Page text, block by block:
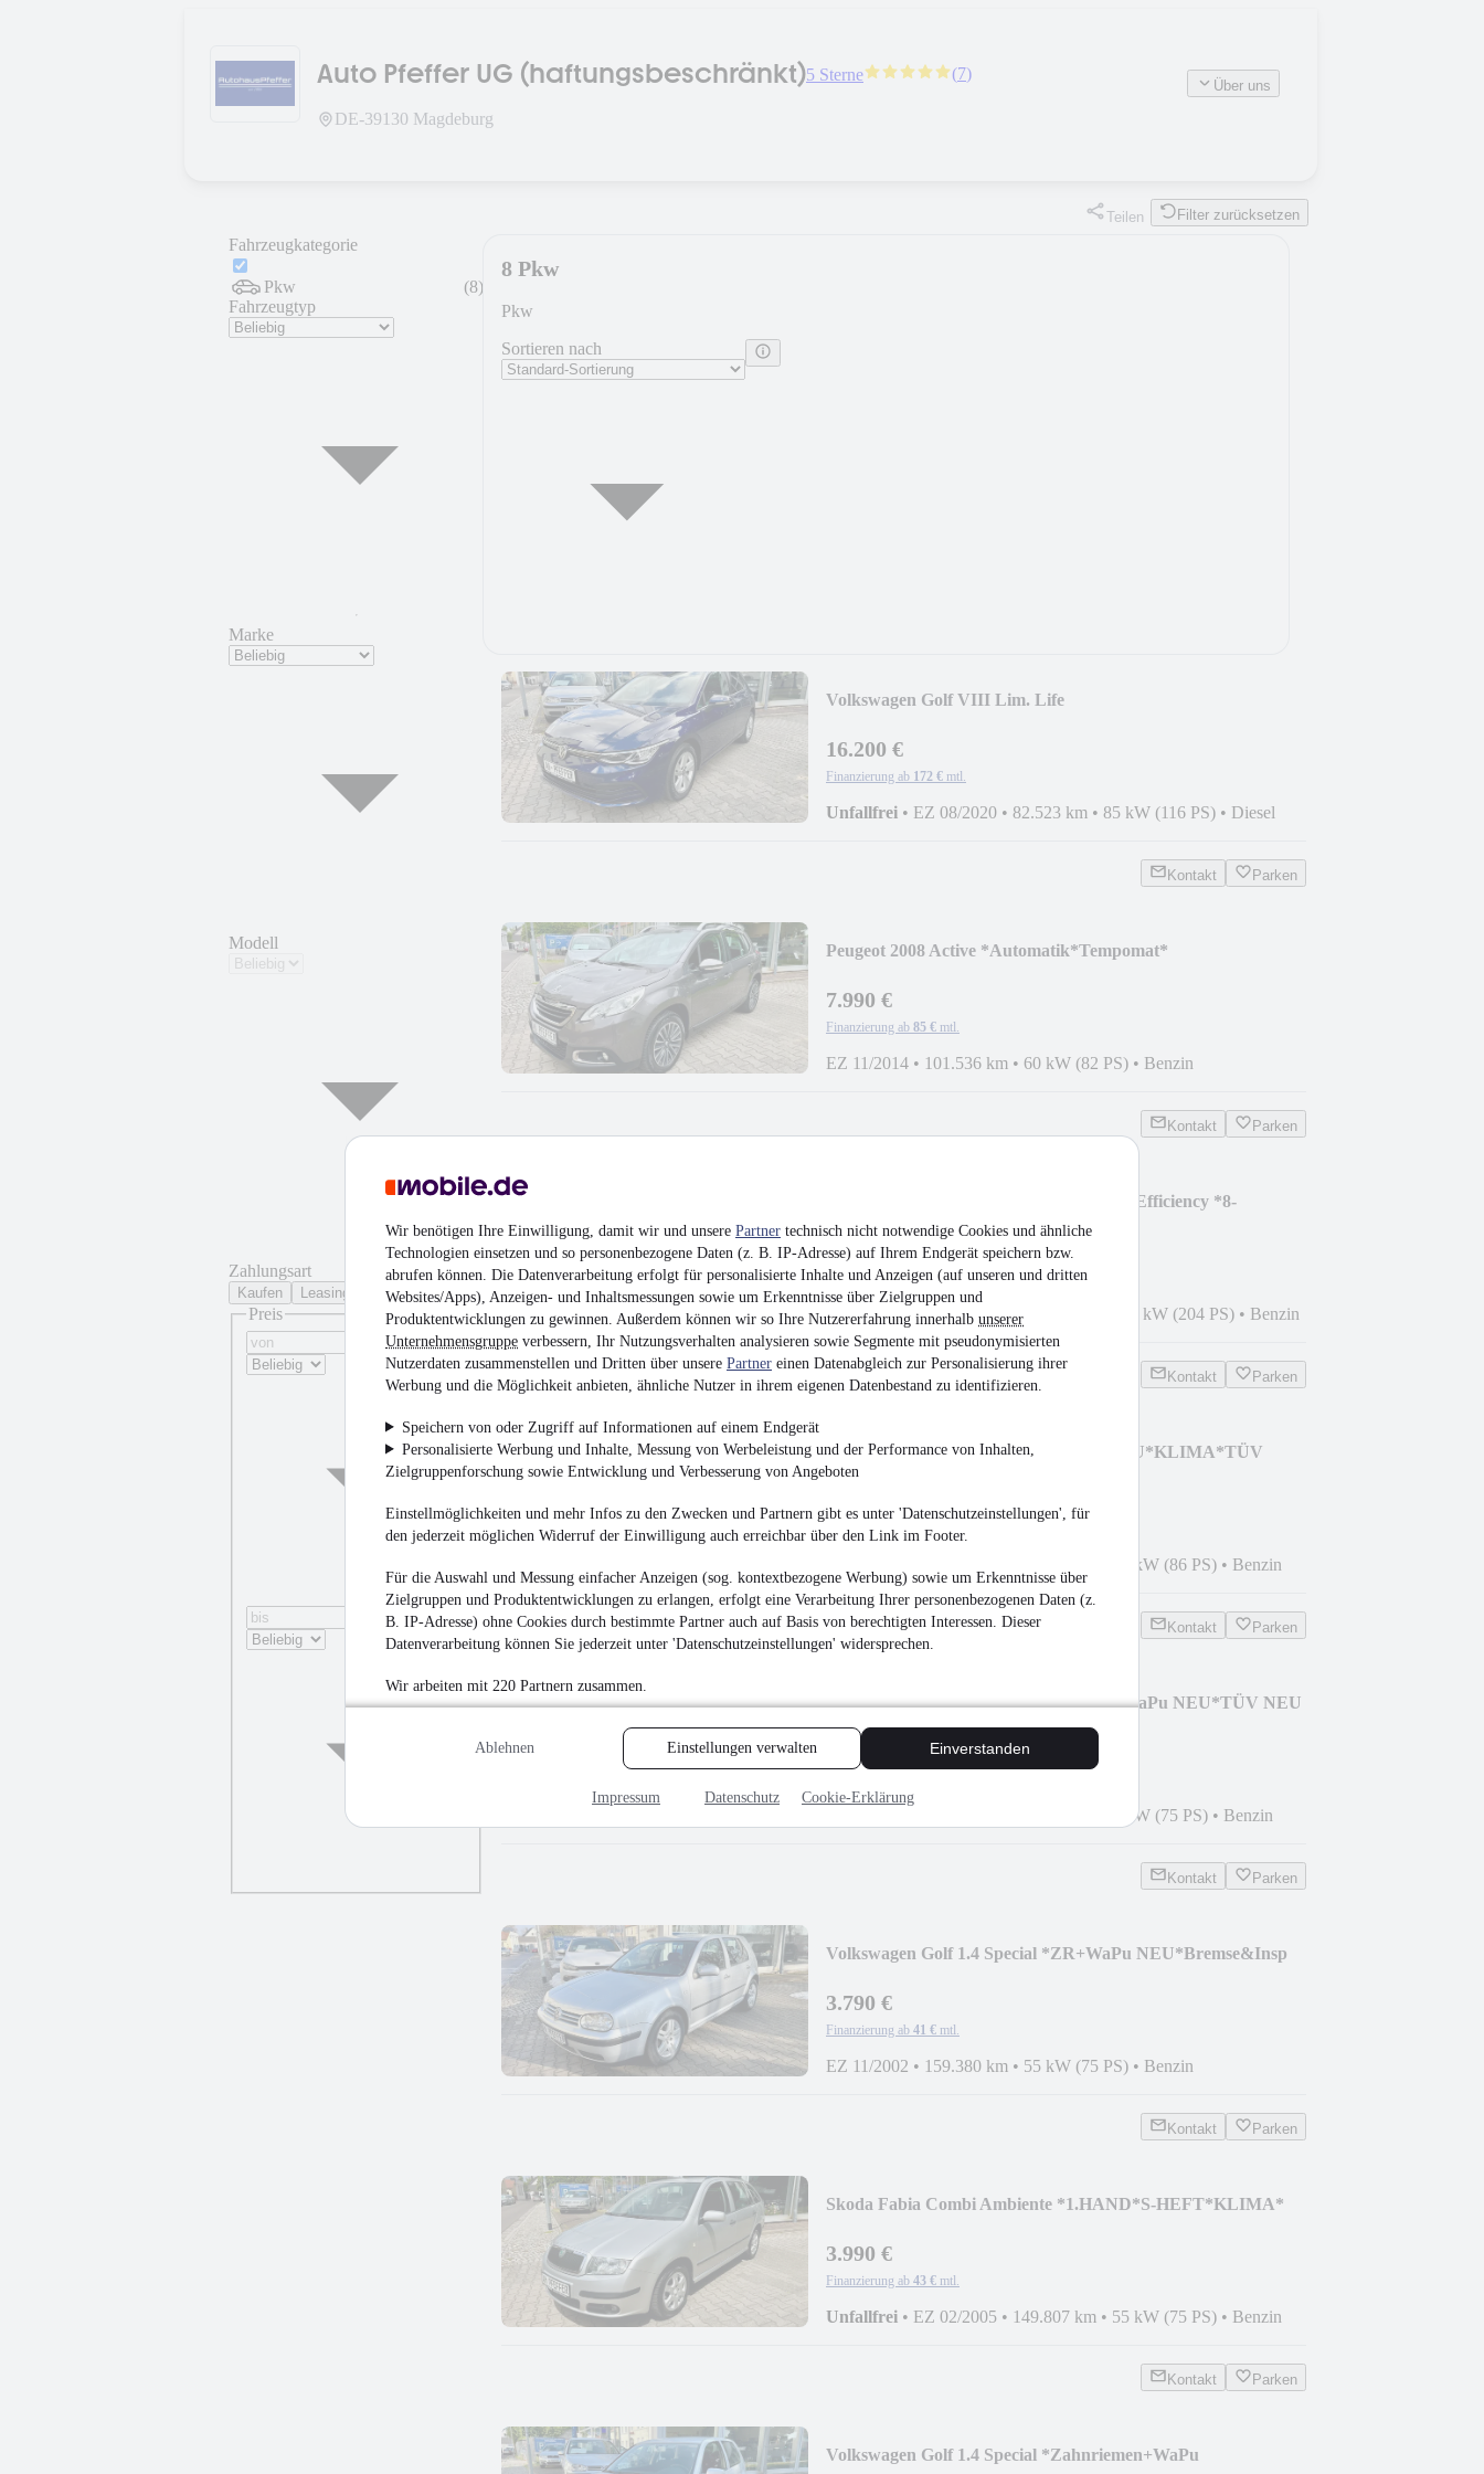
Wir benötigen Ihre Einwilligung, damit wir und unsere Partner technisch nicht notwendige Cookies und ähnliche
Technologien einsetzen und so personenbezogene Daten (z. B. IP-Adresse) auf Ihrem Endgerät speichern bzw.
abrufen können. Die Datenverarbeitung erfolgt für personalisierte Inhalte und Anzeigen (auf unseren und dritten
Websites/Apps), Anzeigen- und Inhaltsmessungen sowie um Erkenntnisse über Zielgruppen und
Produktentwicklungen zu gewinnen. Außerdem können wir so Ihre Nutzererfahrung innerhalb unserer
Unternehmensgruppe verbessern, Ihr Nutzungsverhalten analysieren sowie Segmente mit pseudonymisierten
Nutzerdaten zusammenstellen und Dritten über unsere Partner einen Datenabgleich zur Personalisierung ihrer
Werbung und die Möglichkeit anbieten, ähnliche Nutzer in ihrem eigenen Datenbestand zu identifizieren.
Speichern von oder Zugriff auf Informationen auf einem Endgerät
Personalisierte Werbung und Inhalte, Messung von Werbeleistung und der Performance von Inhalten,
Zielgruppenforschung sowie Entwicklung und Verbesserung von Angeboten
Einstellmöglichkeiten und mehr Infos zu den Zwecken und Partnern gibt es unter 'Datenschutzeinstellungen', für
den jederzeit möglichen Widerruf der Einwilligung auch erreichbar über den Link im Footer.
Für die Auswahl und Messung einfacher Anzeigen (sog. kontextbezogene Werbung) sowie um Erkenntnisse über
Zielgruppen und Produktentwicklungen zu erlangen, erfolgt eine Verarbeitung Ihrer personenbezogenen Daten (z.
B. IP-Adresse) ohne Cookies durch bestimmte Partner auch auf Basis von berechtigten Interessen. Dieser
Datenverarbeitung können Sie jederzeit unter 'Datenschutzeinstellungen' widersprechen.
Wir arbeiten mit 220 Partnern zusammen.
Ablehnen Einstellungen verwalten Einverstanden
Impressum Datenschutz Cookie-Erklärung
Auto Pfeffer UG (haftungsbeschränkt)5 Sterne (7)
DE-39130 Magdeburg
Über uns
Teilen Filter zurücksetzen
Fahrzeugkategorie
Pkw (8)
Fahrzeugtyp
Marke
Modell
Zahlungsart
Kaufen Leasing
Preis
8 Pkw
Pkw
Sortieren nach
Volkswagen Golf VIII Lim. Life
16.200 €
Finanzierung ab 172 € mtl.
Unfallfrei • EZ 08/2020 • 82.523 km • 85 kW (116 PS) • Diesel
Kontakt Parken
Peugeot 2008 Active *Automatik*Tempomat*
7.990 €
Finanzierung ab 85 € mtl.
EZ 11/2014 • 101.536 km • 60 kW (82 PS) • Benzin
Kontakt Parken
Mercedes-Benz E 250 E Coupe CGI BlueEfficiency *8-
Fach*SHZ*
10.700 €
Finanzierung ab 114 € mtl.
Unfallfrei• EZ 08/2010•195.449 km 150 kW (204 PS) • Benzin
Kontakt Parken
Skoda Fabia Cool Edition *REIFEN NEU*KLIMA*TÜV
NEU*
Finanzierung ab 57 € mtl.
63 kW (86 PS) • Benzin
Kontakt Parken
Seat Ibiza Sport Edition *Zahnriemen+WaPu NEU*TÜV NEU
55 kW (75 PS) • Benzin
Kontakt Parken
Volkswagen Golf 1.4 Special *ZR+WaPu NEU*Bremse&Insp
3.790 €
Finanzierung ab 41 € mtl.
EZ 11/2002 • 159.380 km • 55 kW (75 PS) • Benzin
Kontakt Parken
Skoda Fabia Combi Ambiente *1.HAND*S-HEFT*KLIMA*
3.990 €
Finanzierung ab 43 € mtl.
Unfallfrei • EZ 02/2005 • 149.807 km • 55 kW (75 PS) • Benzin
Kontakt Parken
Volkswagen Golf 1.4 Special *Zahnriemen+WaPu